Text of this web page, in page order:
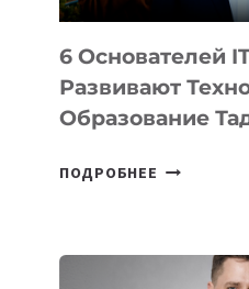
6 Основателей
Развивают
Образование
ПОДРОБНЕЕ
КОТОРЫЕ